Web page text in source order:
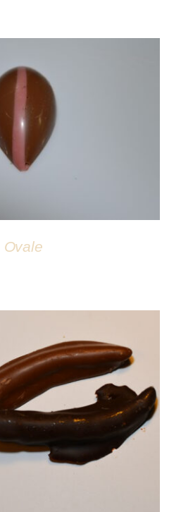
DÉTAILS
Ovale
DÉTAILS